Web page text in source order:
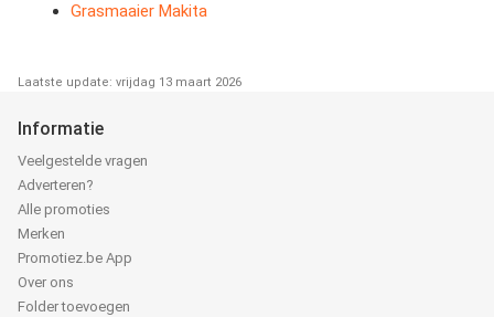
Grasmaaier Makita
Laatste update: vrijdag 13 maart 2026
Informatie
Veelgestelde vragen
Adverteren?
Alle promoties
Merken
Promotiez.be App
Over ons
Folder toevoegen